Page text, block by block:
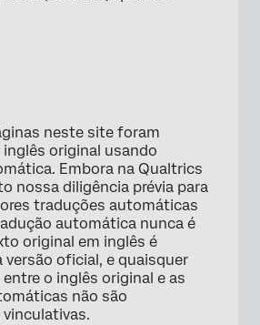
×
neste site foram
original usando
Embora na Qualtrics
nossa diligência prévia para
traduções automáticas
automática nunca é
original em inglês é
versão oficial, e quaisquer
o inglês original e as
não são